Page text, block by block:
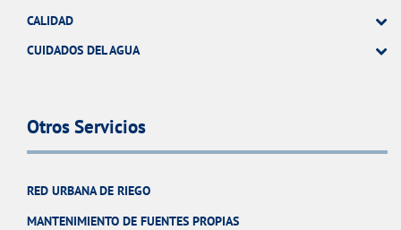
CALIDAD
CUIDADOS DEL AGUA
Otros Servicios
RED URBANA DE RIEGO
MANTENIMIENTO DE FUENTES PROPIAS